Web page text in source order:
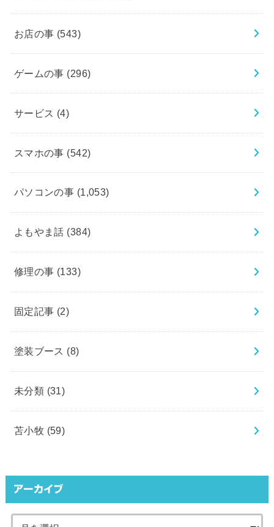
お店の事 (543)
ゲームの事 (296)
サービス (4)
スマホの事 (542)
パソコンの事 (1,053)
よもやま話 (384)
修理の事 (133)
固定記事 (2)
塗装ブース (8)
未分類 (31)
苫小牧 (59)
アーカイブ